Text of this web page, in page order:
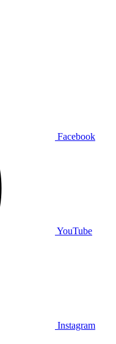
Facebook
YouTube
Instagram